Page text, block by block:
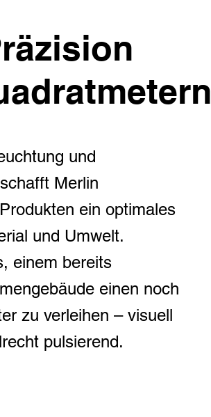
und
Merlin
ein optimales
und Umwelt.
einem bereits
einen noch
zu verleihen – visuell
pulsierend.